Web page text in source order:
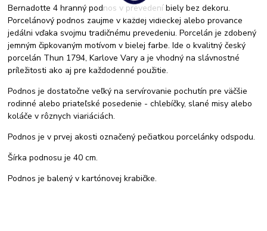
Bernadotte 4 hranný podnos v prevedení biely bez dekoru.
Porcelánový podnos zaujme v každej vidieckej alebo provance
jedálni vďaka svojmu tradičnému prevedeniu. Porcelán je zdobený
jemným čipkovaným motívom v bielej farbe. Ide o kvalitný český
porcelán Thun 1794, Karlove Vary a je vhodný na slávnostné
príležitosti ako aj pre každodenné použitie.
Podnos je dostatočne veľký na servírovanie pochutín pre väčšie
rodinné alebo priateľské posedenie - chlebíčky, slané misy alebo
koláče v rôznych viariáciách.
Podnos je v prvej akosti označený pečiatkou porcelánky odspodu.
Šírka podnosu je 40 cm.
Podnos je balený v kartónovej krabičke.